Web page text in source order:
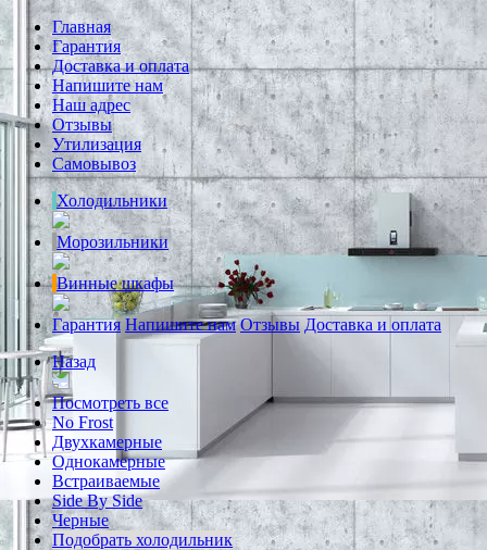
Главная
Гарантия
Доставка и оплата
Напишите нам
Наш адрес
Отзывы
Утилизация
Самовывоз
Холодильники
Морозильники
Винные шкафы
Гарантия Напишите нам Отзывы Доставка и оплата
Назад
Посмотреть все
No Frost
Двухкамерные
Однокамерные
Встраиваемые
Side By Side
Черные
Подобрать холодильник